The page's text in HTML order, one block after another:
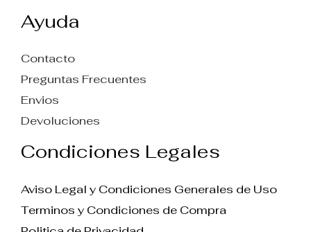
Ayuda
Contacto
Preguntas Frecuentes
Envios
Devoluciones
Condiciones Legales
Aviso Legal y Condiciones Generales de Uso
Terminos y Condiciones de Compra